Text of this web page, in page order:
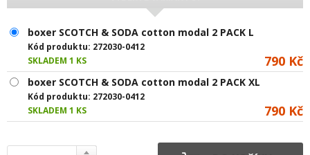
boxer SCOTCH & SODA cotton modal 2 PACK L
Kód produktu: 272030-0412
SKLADEM 1 KS
790 Kč
boxer SCOTCH & SODA cotton modal 2 PACK XL
Kód produktu: 272030-0412
SKLADEM 1 KS
790 Kč